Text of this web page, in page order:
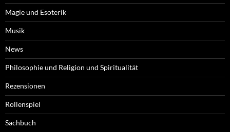
Magie und Esoterik
Musik
News
Philosophie und Religion und Spiritualität
Rezensionen
Rollenspiel
Sachbuch